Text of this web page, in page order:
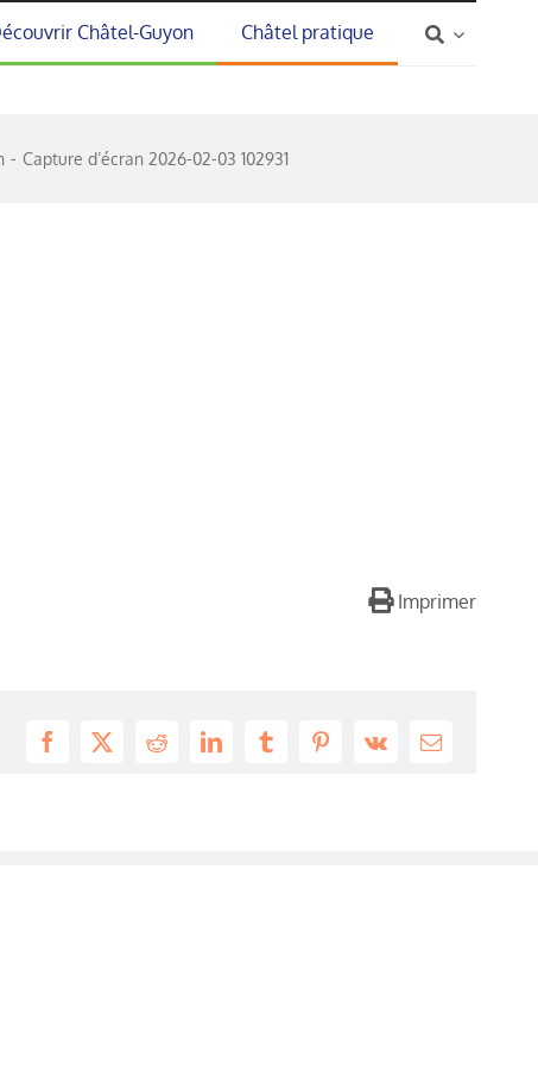
Châtel-Guyon Châtel pratique
Capture d’écran 2026-02-03 102931
Imprimer
Facebook
X RedditLinkedInTumblrPinterest
Vk Email